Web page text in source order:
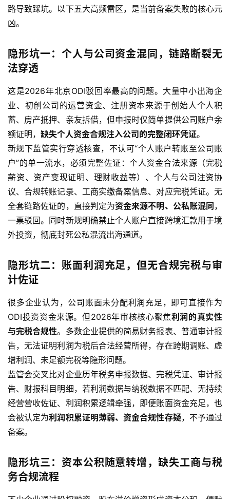
路导致踩坑。以下五大高频雷区，是当前备案失败的核心元
凶。
隐形坑一：个人与公司资金混同，链路断裂无
法穿透
这是2026年北京ODI驳回率最高的问题。大量中小出海企
业、初创公司的运营资金、注册资本来源于创始人个人积
蓄、房产抵押、亲友拆借，但申报时仅简单提供公司账户余
额证明， 缺失个人资金合规注入公司的完整闭环凭证。
新规下监管实行穿透核查，不认可“个人账户转账至公司账
户”的单一流水，必须完整佐证：个人资金合法来源（完税
薪资、资产变现证明、理财收益等）、个人与公司注资协
议、合规转账记录、工商实缴备案信息、对应完税凭证。无
全套链路佐证的，直接判定为资金来源不明、公私账混同，
一票驳回。同时新规明确禁止个人账户直接跨境汇款用于境
外投资，彻底封死公私混流出海通道。
隐形坑二：账面利润充足，但无合规完税与审
计佐证
很多企业认为，公司账面未分配利润充足，即可直接作为
ODI投资资金来源。但2026年审核核心聚焦利润的真实性
与完税合规性。多数企业提供的简易财务报表、普通审计报
告，无法证明利润为税后合法经营所得，存在跨期调账、虚
增利润、未足额完税等隐形问题。
监管会交叉比对企业历年税务申报数据、完税凭证、审计报
告、财报科目明细，若利润数据与纳税数据不匹配、无持续
经营营收佐证、利润积累逻辑牵强，即便账面资金充足，也
会被认定为利润积累证明薄弱、资金合规性存疑，不予通过
备案。
隐形坑三：资本公积随意转增，缺失工商与税
务合规流程